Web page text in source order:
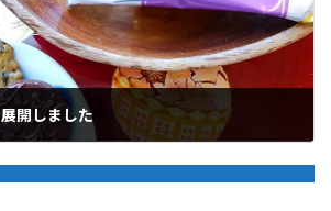
開しました